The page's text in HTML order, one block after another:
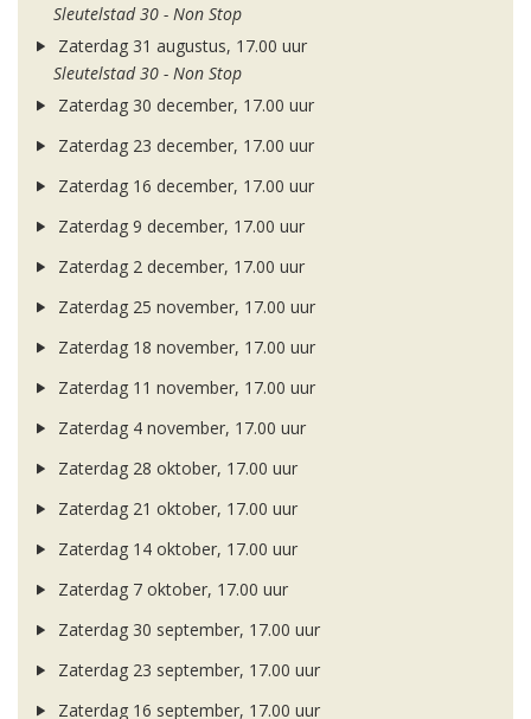
Sleutelstad 30 - Non Stop
Zaterdag 31 augustus, 17.00 uur
Sleutelstad 30 - Non Stop
Zaterdag 30 december, 17.00 uur
Zaterdag 23 december, 17.00 uur
Zaterdag 16 december, 17.00 uur
Zaterdag 9 december, 17.00 uur
Zaterdag 2 december, 17.00 uur
Zaterdag 25 november, 17.00 uur
Zaterdag 18 november, 17.00 uur
Zaterdag 11 november, 17.00 uur
Zaterdag 4 november, 17.00 uur
Zaterdag 28 oktober, 17.00 uur
Zaterdag 21 oktober, 17.00 uur
Zaterdag 14 oktober, 17.00 uur
Zaterdag 7 oktober, 17.00 uur
Zaterdag 30 september, 17.00 uur
Zaterdag 23 september, 17.00 uur
Zaterdag 16 september, 17.00 uur